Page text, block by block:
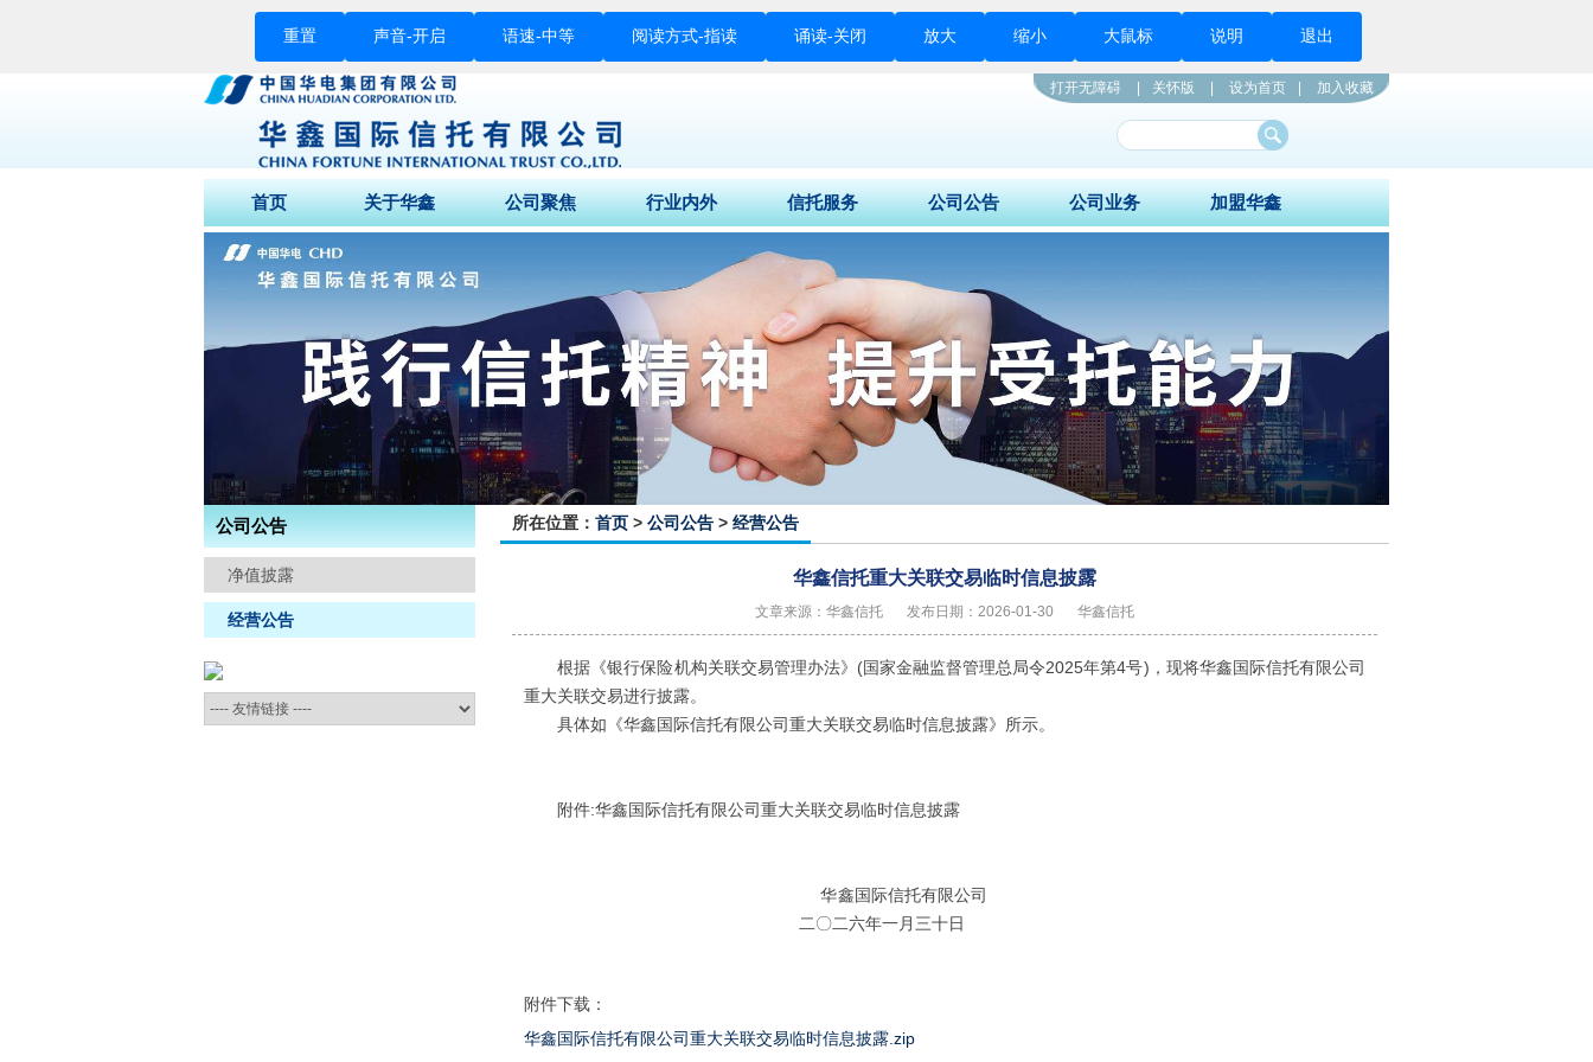
重置 声音-开启 语速-中等 阅读方式-指读 诵读-关闭 放大 缩小 大鼠标 说明 退出
打开无障碍 关怀版 设为首页 加入收藏
首页 关于华鑫
公司介绍
公司荣誉
股东结构
组织架构
企业文化
公司背景
公司聚焦 行业内外
行业要闻
征信专栏
信托服务
信托产品
投资者教育
消费者投诉指南
公司公告
经营公告
公司业务
资金信托
创新业务
私人财富管理
公益信托
业务范围
加盟华鑫
公司公告
净值披露
经营公告
所在位置： 首页 > 公司公告 > 经营公告
华鑫信托重大关联交易临时信息披露
文章来源：华鑫信托 发布日期：2026-01-30 华鑫信托
根据《银行保险机构关联交易管理办法》(国家金融监督管理总局令2025年第4号)，现将华鑫国际信托有限公司
重大关联交易进行披露。
具体如《华鑫国际信托有限公司重大关联交易临时信息披露》所示。
附件:华鑫国际信托有限公司重大关联交易临时信息披露
华鑫国际信托有限公司
二〇二六年一月三十日
附件下载：
华鑫国际信托有限公司重大关联交易临时信息披露.zip